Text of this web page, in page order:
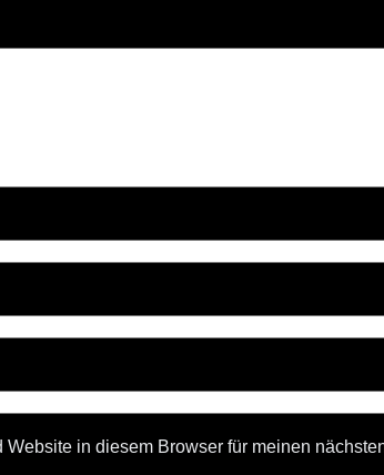
Website in diesem Browser für meinen